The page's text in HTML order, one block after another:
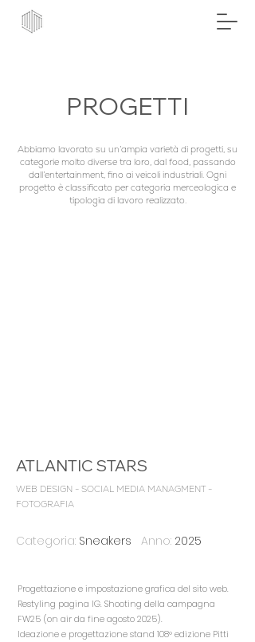
PROGETTI
Abbiamo lavorato su un’ampia varietà di progetti, su
categorie molto diverse tra loro, dal food, passando
dall’entertainment, fino ai veicoli industriali. Ogni
progetto è classificato per categoria merceologica e
tipologia di lavoro realizzato.
ATLANTIC STARS
WEB DESIGN - SOCIAL MEDIA MANAGMENT -
FOTOGRAFIA
Categoria: Sneakers Anno: 2025
Progettazione e impostazione grafica del sito web.
Restyling pagina IG. Shooting della campagna
FW25 (on air da fine agosto 2025).
Ideazione e progettazione stand 108° edizione Pitti